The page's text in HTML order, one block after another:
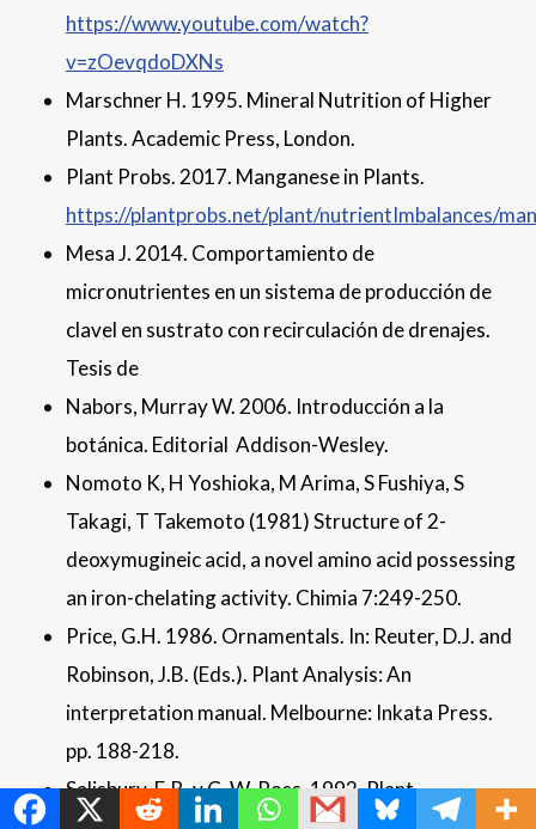
https://www.youtube.com/watch?
v=zOevqdoDXNs
Marschner H. 1995. Mineral Nutrition of Higher
Plants. Academic Press, London.
Plant Probs. 2017. Manganese in Plants.
https://plantprobs.net/plant/nutrientImbalances/
Mesa J. 2014. Comportamiento de
micronutrientes en un sistema de producción de
clavel en sustrato con recirculación de drenajes.
Tesis de
Nabors, Murray W. 2006. Introducción a la
botánica. Editorial Addison-Wesley.
Nomoto K, H Yoshioka, M Arima, S Fushiya, S
Takagi, T Takemoto (1981) Structure of 2-
deoxymugineic acid, a novel amino acid possessing
an iron-chelating activity. Chimia 7:249-250.
Price, G.H. 1986. Ornamentals. In: Reuter, D.J. and
Robinson, J.B. (Eds.). Plant Analysis: An
interpretation manual. Melbourne: Inkata Press.
pp. 188-218.
Salisbury, F. B. y C. W. Ross. 1992. Plant
MetroChat